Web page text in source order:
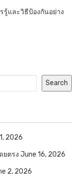
รู้และวิธีป้องกันอย่าง
Search
2026
ยตรง June 16, 2026
2, 2026